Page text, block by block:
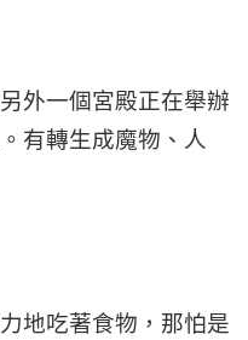
外一個宮殿正在舉辦
有轉生成魔物、人
地吃著食物，那怕是